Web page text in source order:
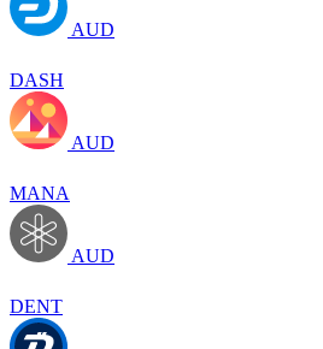
AUD
DASH
AUD
MANA
AUD
DENT